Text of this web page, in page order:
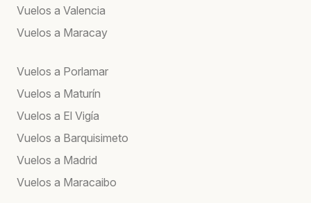
Vuelos a Valencia
Vuelos a Maracay
Vuelos a Porlamar
Vuelos a Maturín
Vuelos a El Vigía
Vuelos a Barquisimeto
Vuelos a Madrid
Vuelos a Maracaibo